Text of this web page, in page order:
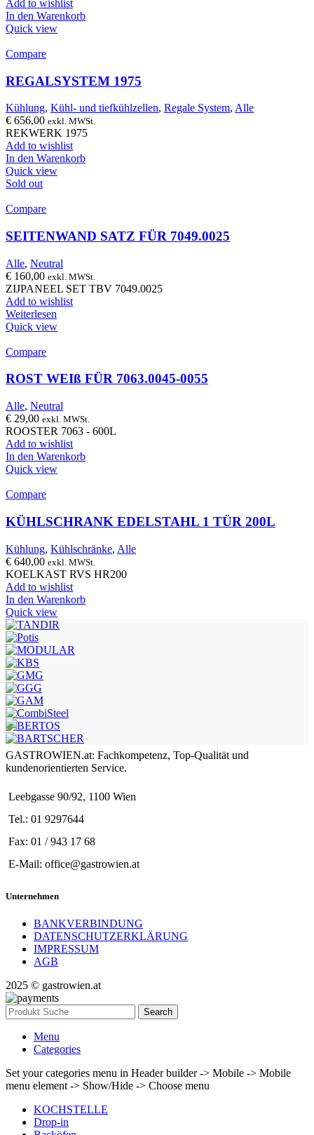
Add to wishlist
In den Warenkorb
Quick view
Compare
REGALSYSTEM 1975
Kühlung, Kühl- und tiefkühlzellen, Regale System, Alle
€ 656,00 exkl. MWSt.
REKWERK 1975
Add to wishlist
In den Warenkorb
Quick view
Sold out
Compare
SEITENWAND SATZ FÜR 7049.0025
Alle, Neutral
€ 160,00 exkl. MWSt.
ZIJPANEEL SET TBV 7049.0025
Add to wishlist
Weiterlesen
Quick view
Compare
ROST WEIß FÜR 7063.0045-0055
Alle, Neutral
€ 29,00 exkl. MWSt.
ROOSTER 7063 - 600L
Add to wishlist
In den Warenkorb
Quick view
Compare
KÜHLSCHRANK EDELSTAHL 1 TÜR 200L
Kühlung, Kühlschränke, Alle
€ 640,00 exkl. MWSt.
KOELKAST RVS HR200
Add to wishlist
In den Warenkorb
Quick view
GASTROWIEN.at: Fachkompetenz, Top-Qualität und
kundenorientierten Service.
Leebgasse 90/92, 1100 Wien
Tel.: 01 9297644
Fax: 01 / 943 17 68
E-Mail: office@gastrowien.at
Unternehmen
BANKVERBINDUNG
DATENSCHUTZERKLÄRUNG
IMPRESSUM
AGB
2025 © gastrowien.at
Search
Menu
Categories
Set your categories menu in Header builder -> Mobile -> Mobile
menu element -> Show/Hide -> Choose menu
KOCHSTELLE
Drop-in